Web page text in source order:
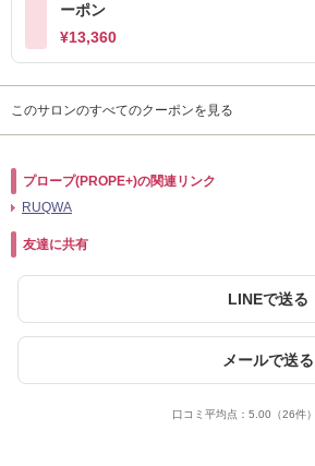
ーポン
¥13,360
このサロンのすべてのクーポンを見る
プロープ(PROPE+)の関連リンク
RUQWA
友達に共有
LINEで送る
メールで送る
口コミ平均点： 5.00 （26件）